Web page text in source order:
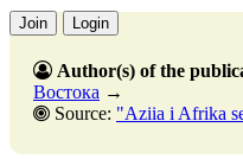
Join Login
Author(s) of the
Востока →
Source: "Aziia i Afrika